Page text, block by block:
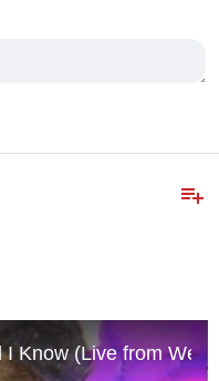
playlist_add
Know (Live from